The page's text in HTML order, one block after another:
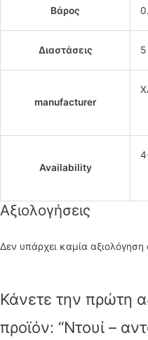
Βάρος
Διαστάσεις
manufacturer
Availability
Αξιολογήσεις
Δεν υπάρχει καμία
Κάνετε την πρώτη
προϊόν: “Ντουί –